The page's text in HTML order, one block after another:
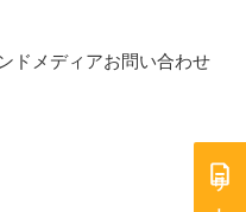
ドメディアお問い合わせ